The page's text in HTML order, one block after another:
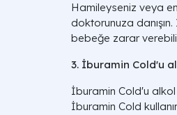
Hamileyseniz veya
doktorunuza
bebeğe zarar
3. İburamin Cold'u
İburamin Cold'u alkol
İburamin Cold